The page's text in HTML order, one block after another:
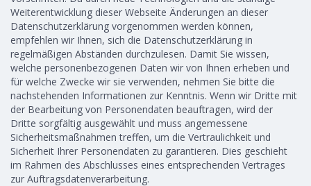
Weiterentwicklung dieser Webseite Änderungen an dieser
Datenschutzerklärung vorgenommen werden können,
empfehlen wir Ihnen, sich die Datenschutzerklärung in
regelmäßigen Abständen durchzulesen. Damit Sie wissen,
welche personenbezogenen Daten wir von Ihnen erheben und
für welche Zwecke wir sie verwenden, nehmen Sie bitte die
nachstehenden Informationen zur Kenntnis. Wenn wir Dritte mit
der Bearbeitung von Personendaten beauftragen, wird der
Dritte sorgfältig ausgewählt und muss angemessene
Sicherheitsmaßnahmen treffen, um die Vertraulichkeit und
Sicherheit Ihrer Personendaten zu garantieren. Dies geschieht
im Rahmen des Abschlusses eines entsprechenden Vertrages
zur Auftragsdatenverarbeitung.